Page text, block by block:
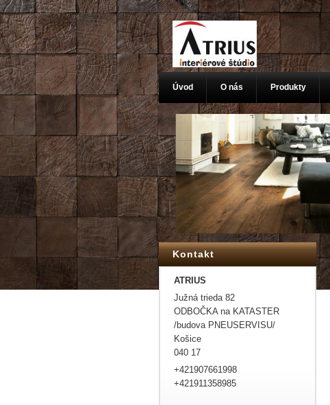
Kontakt
ATRIUS
Južná trieda 82
ODBOČKA na KATASTER
/budova PNEUSERVISU/
Košice
040 17
+421907661998
+421911358985
Úvod O nás Produkty